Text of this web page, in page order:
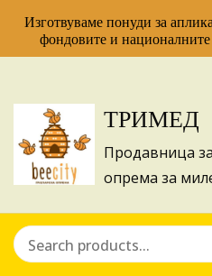
ТРИМЕД
Продавница
опрема за
Изготвуваме понуди за
фондовите и